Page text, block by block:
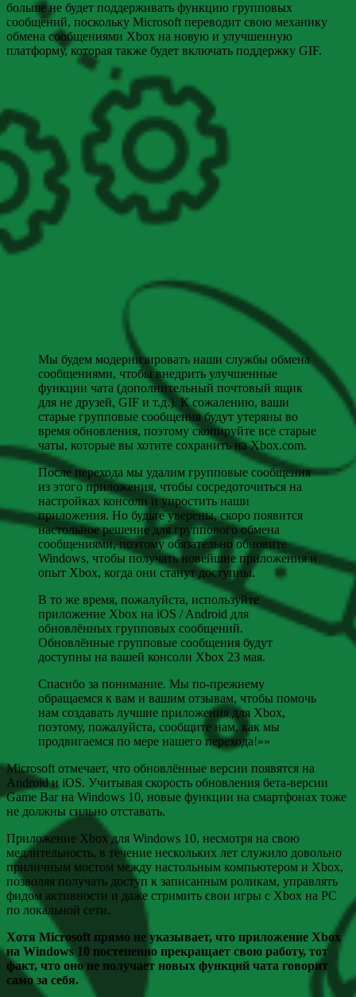
больше не будет поддерживать функцию групповых
сообщений, поскольку Microsoft переводит свою механику
обмена сообщениями Xbox на новую и улучшенную
платформу, которая также будет включать поддержку GIF.
Мы будем модернизировать наши службы обмена
сообщениями, чтобы внедрить улучшенные
функции чата (дополнительный почтовый ящик
для не друзей, GIF и т.д.). К сожалению, ваши
старые групповые сообщения будут утеряны во
время обновления, поэтому скопируйте все старые
чаты, которые вы хотите сохранить на Xbox.com.
После перехода мы удалим групповые сообщения
из этого приложения, чтобы сосредоточиться на
настройках консоли и упростить наши
приложения. Но будьте уверены, скоро появится
настольное решение для группового обмена
сообщениями, поэтому обязательно обновите
Windows, чтобы получать новейшие приложения и
опыт Xbox, когда они станут доступны.
В то же время, пожалуйста, используйте
приложение Xbox на iOS / Android для
обновлённых групповых сообщений.
Обновлённые групповые сообщения будут
доступны на вашей консоли Xbox 23 мая.
Спасибо за понимание. Мы по-прежнему
обращаемся к вам и вашим отзывам, чтобы помочь
нам создавать лучшие приложения для Xbox,
поэтому, пожалуйста, сообщите нам, как мы
продвигаемся по мере нашего перехода!»»
Microsoft отмечает, что обновлённые версии появятся на
Android и iOS. Учитывая скорость обновления бета-версии
Game Bar на Windows 10, новые функции на смартфонах тоже
не должны сильно отставать.
Приложение Xbox для Windows 10, несмотря на свою
медлительность, в течение нескольких лет служило довольно
приличным мостом между настольным компьютером и Xbox,
позволяя получать доступ к записанным роликам, управлять
фидом активности и даже стримить свои игры с Xbox на PC
по локальной сети.
Хотя Microsoft прямо не указывает, что приложение Xbox
на Windows 10 постепенно прекращает свою работу, тот
факт, что оно не получает новых функций чата говорит
само за себя.